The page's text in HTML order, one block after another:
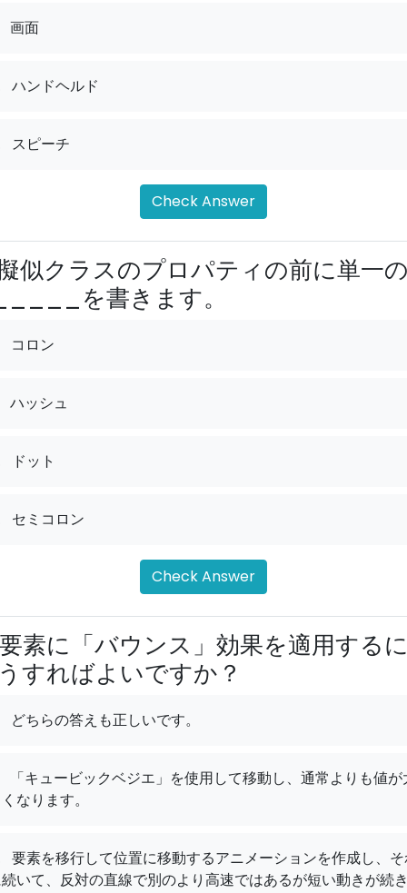
画面
ハンドヘルド
スピーチ
Check Answer
似クラスのプロパティの前に単一
を書きます。
コロン
ハッシュ
ドット
セミコロン
Check Answer
要素に「バウンス」効果を適用する
すればよいですか？
どちらの答えも正しいです。
「キュービックベジエ」を使用して移動し、通常よりも値が
なります。
要素を移行して位置に移動するアニメーションを作成し、
いて、反対の直線で別のより高速ではあるが短い動きが続